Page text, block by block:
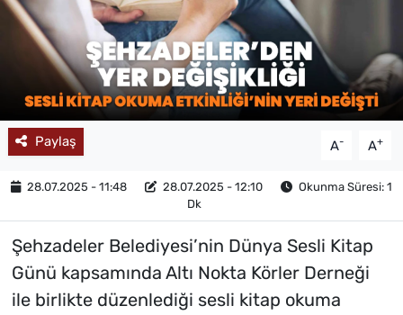
Paylaş A- A+
28.07.2025 - 11:48 28.07.2025 - 12:10
Okunma Süresi: 1
Dk
Şehzadeler Belediyesi’nin Dünya Sesli Kitap
Günü kapsamında Altı Nokta Körler Derneği
ile birlikte düzenlediği sesli kitap okuma